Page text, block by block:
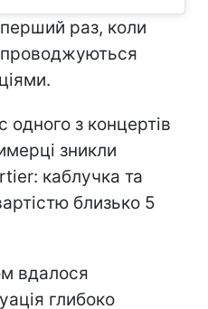
раз, коли
одного з концертів
зникли
каблучка та
близько 5
вдалося
глибоко